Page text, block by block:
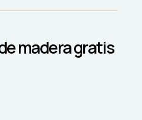
madera gratis